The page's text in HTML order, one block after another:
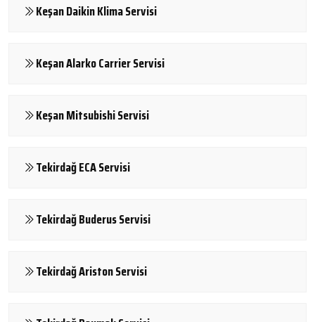
Keşan Daikin Klima Servisi
Keşan Alarko Carrier Servisi
Keşan Mitsubishi Servisi
Tekirdağ ECA Servisi
Tekirdağ Buderus Servisi
Tekirdağ Ariston Servisi